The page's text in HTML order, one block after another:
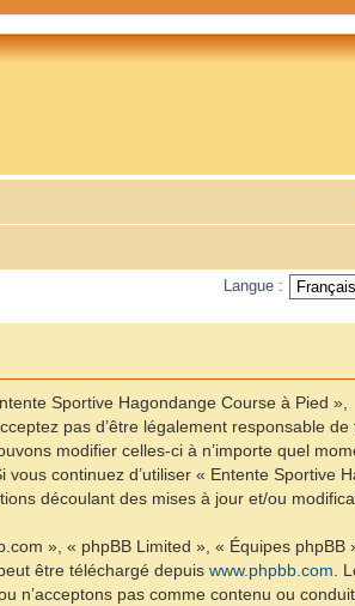
Langue :
Sportive Hagondange Course à Pied »,
pas d’être légalement responsable de
modifier celles-ci à n’importe quel
continuez d’utiliser « Entente Sportive
découlant des mises à jour et/ou
», « phpBB Limited », « Équipes phpBB
être téléchargé depuis www.phpbb.com.
n’acceptons pas comme contenu ou